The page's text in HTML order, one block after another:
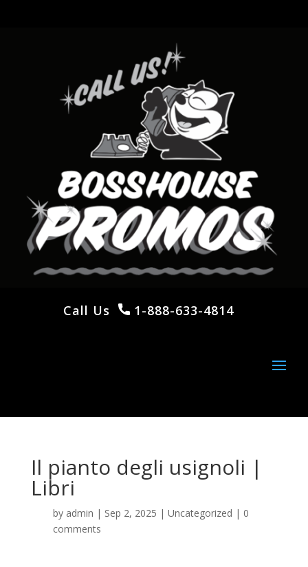
Call Us 1-888-633-4814
Il pianto degli usignoli |
Libri
by admin | Sep 2, 2025 | Uncategorized | 0
comments